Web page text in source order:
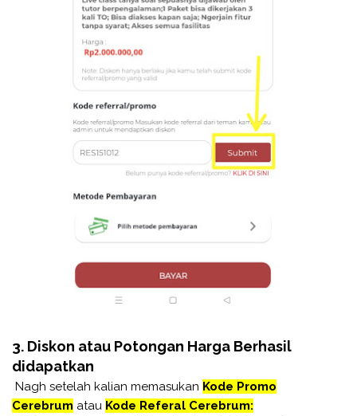
3. Diskon atau Potongan Harga Berhasil
didapatkan
Nagh setelah kalian memasukan Kode Promo
Cerebrum atau Kode Referal Cerebrum: